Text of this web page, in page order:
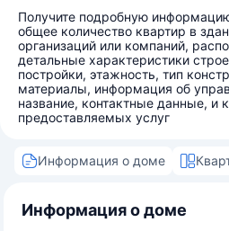
Получите подробную
общее количество квартир в
организаций или компаний,
детальные характеристики
постройки, этажность, тип
материалы, информация об
название, контактные данные, и
предоставляемых услуг
Информация о доме
Информация о доме